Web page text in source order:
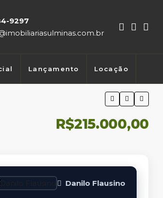
9297
Lançamento Locação
R$215.000,00
Danilo Flausino